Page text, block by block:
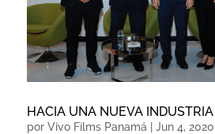
HACIA UNA NUEVA
por Vivo Films Panamá Jun 4, 2020